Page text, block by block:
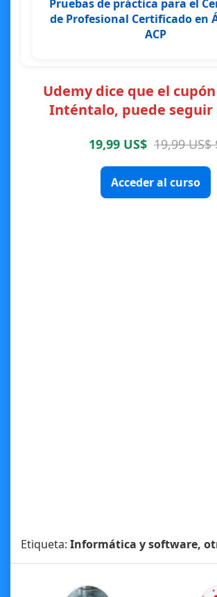
Pruebas de práctica para el
de Profesional Certificado en
ACP
Udemy dice que el
Inténtalo, puede seguir
19,99 US$ 19,99 US$
Acceder al curso
Etiqueta: Informática y software,